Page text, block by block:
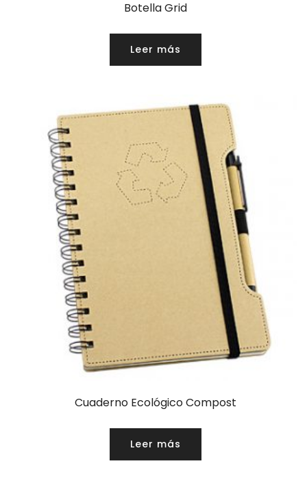
Botella Grid
Leer más
Cuaderno Ecológico Compost
Leer más